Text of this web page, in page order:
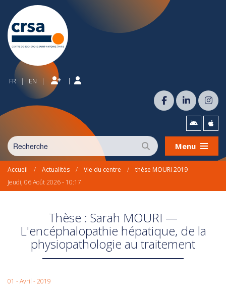
FR | EN | |
Menu
Accueil / Actualités / Vie du centre /
thèse MOURI 2019
Jeudi, 06 Août 2026 - 10:17
Thèse : Sarah MOURI —
L'encéphalopathie hépatique, de la
physiopathologie au traitement
01 - Avril - 2019